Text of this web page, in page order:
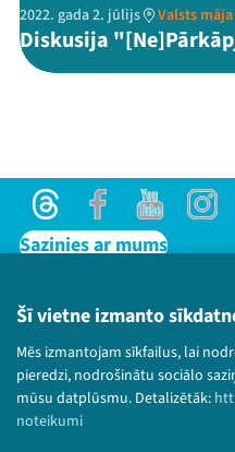
Šī vietne izmanto
Mēs izmantojam sīkfailus, lai
pieredzi, nodrošinātu sociālo
mūsu datplūsmu. Detalizētāk:
noteikumi
2022. gada 2. jūlijs Valsts māja
Diskusija
ThreadsFacebookYoutube
Sazinies ar mums
Lietošanas noteikumi un
Bērnu aizsardzības
© 2026 Sarunu festivāls
paturētas.